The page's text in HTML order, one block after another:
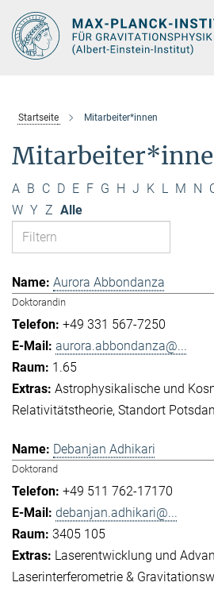
Hauptinhalt
Startseite Mitarbeiter*innen
A B C D E F G H J K L M N
W Y Z Alle
Aurora Abbondanza
Doktorandin
+49 331 567-7250
aurora.abbondanza@...
1.65
Astrophysikalische und
Relativitätstheorie Standort
Debanjan Adhikari
Doktorand
+49 511 762-17170
debanjan.adhikari@...
3405 105
Laserentwicklung und
Laserinterferometrie &